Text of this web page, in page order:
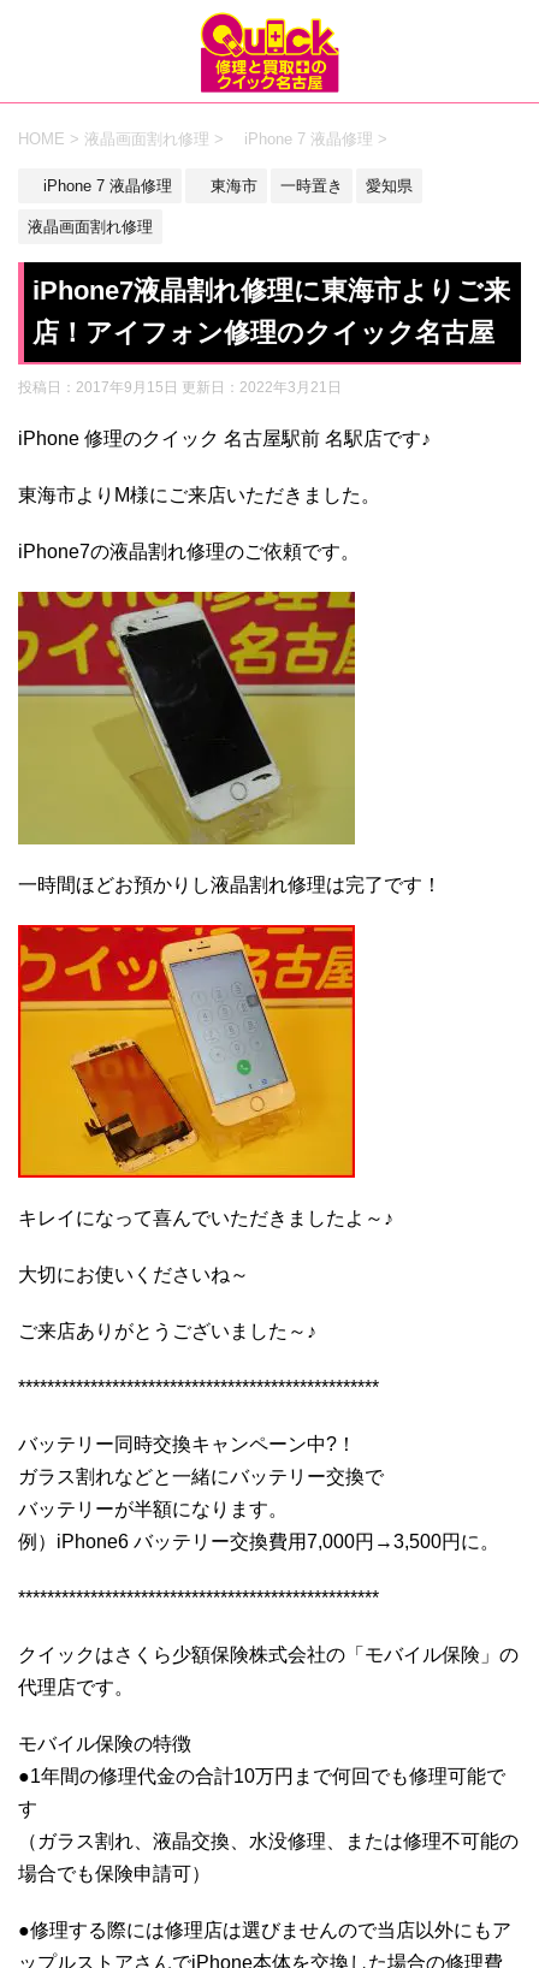
HOME > 液晶画面割れ修理 > iPhone 7 液晶修理 >
iPhone 7 液晶修理 東海市 一時置き 愛知県
液晶画面割れ修理
iPhone7液晶割れ修理に東海市よりご来
店！アイフォン修理のクイック名古屋
投稿日：2017年9月15日 更新日： 2022年3月21日
iPhone 修理のクイック 名古屋駅前 名駅店です♪
東海市よりM様にご来店いただきました。
iPhone7の液晶割れ修理のご依頼です。
一時間ほどお預かりし液晶割れ修理は完了です！
キレイになって喜んでいただきましたよ～♪
大切にお使いくださいね～
ご来店ありがとうございました～♪
**************************************************
バッテリー同時交換キャンペーン中?！
ガラス割れなどと一緒にバッテリー交換で
バッテリーが半額になります。
例）iPhone6 バッテリー交換費用7,000円→3,500円に。
**************************************************
クイックはさくら少額保険株式会社の「モバイル保険」の
代理店です。
モバイル保険の特徴
●1年間の修理代金の合計10万円まで何回でも修理可能で
す
（ガラス割れ、液晶交換、水没修理、または修理不可能の
場合でも保険申請可）
●修理する際には修理店は選びませんので当店以外にもア
ップルストアさんでiPhone本体を交換した場合の修理費